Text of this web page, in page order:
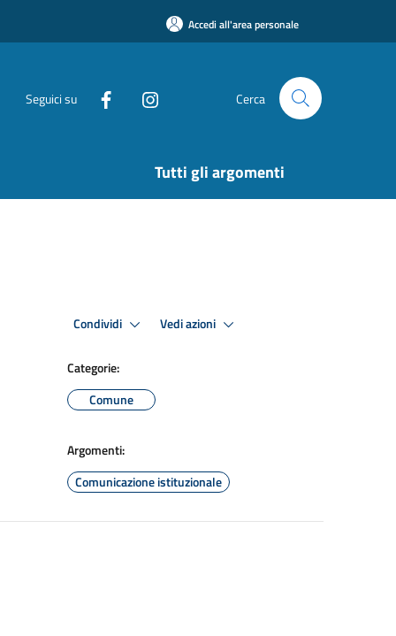
Accedi all'area personale
Seguici su Cerca
Tutti gli argomenti
Condividi Vedi azioni
Categorie:
Comune
Argomenti:
Comunicazione istituzionale